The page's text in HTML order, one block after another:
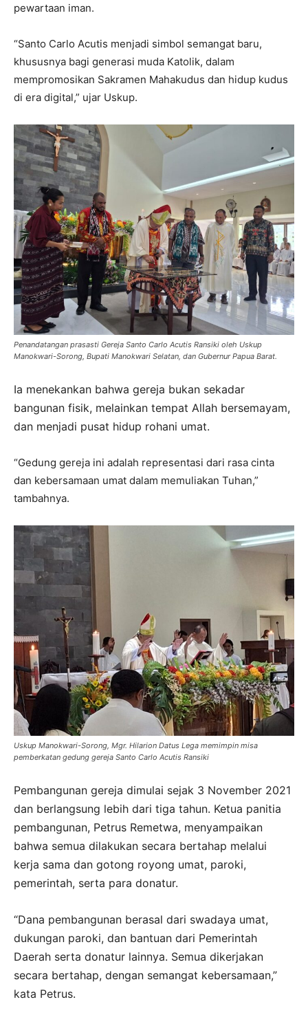
pewartaan iman.
“Santo Carlo Acutis menjadi simbol semangat baru,
khususnya bagi generasi muda Katolik, dalam
mempromosikan Sakramen Mahakudus dan hidup kudus
di era digital,” ujar Uskup.
Penandatangan prasasti Gereja Santo Carlo Acutis Ransiki oleh Uskup
Manokwari-Sorong, Bupati Manokwari Selatan, dan Gubernur Papua Barat.
Ia menekankan bahwa gereja bukan sekadar
bangunan fisik, melainkan tempat Allah bersemayam,
dan menjadi pusat hidup rohani umat.
“Gedung gereja ini adalah representasi dari rasa cinta
dan kebersamaan umat dalam memuliakan Tuhan,”
tambahnya.
Uskup Manokwari-Sorong, Mgr. Hilarion Datus Lega memimpin misa
pemberkatan gedung gereja Santo Carlo Acutis Ransiki
Pembangunan gereja dimulai sejak 3 November 2021
dan berlangsung lebih dari tiga tahun. Ketua panitia
pembangunan, Petrus Remetwa, menyampaikan
bahwa semua dilakukan secara bertahap melalui
kerja sama dan gotong royong umat, paroki,
pemerintah, serta para donatur.
“Dana pembangunan berasal dari swadaya umat,
dukungan paroki, dan bantuan dari Pemerintah
Daerah serta donatur lainnya. Semua dikerjakan
secara bertahap, dengan semangat kebersamaan,”
kata Petrus.